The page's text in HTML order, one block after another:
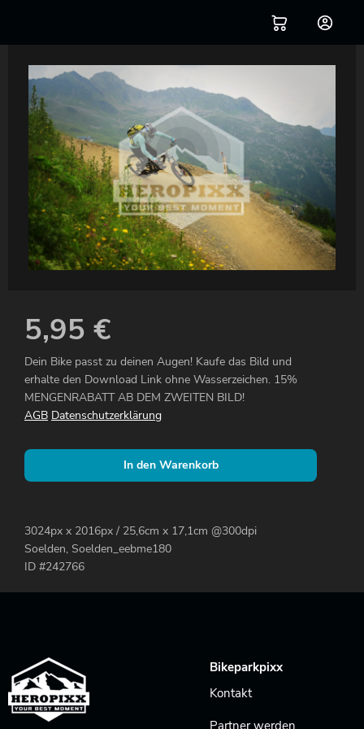
5,95 €
Dein Bike passt zu deinen Augen! Kaufe das Bild und
erhalte den Download Link ohne Wasserzeichen. 15%
MENGENRABATT AB DEM ZWEITEN BILD!
AGB Datenschutzerklärung
In den Warenkorb
3024px x 2016px / 25,6cm x 17,1cm @300dpi
Soelden, Soelden_eebme180
ID #242766
Bikeparkpixx
Kontakt
Partner werden